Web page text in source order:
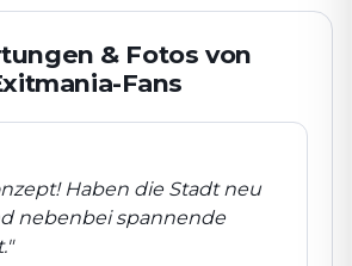
& Fotos von
Fans
Haben die Stadt neu
nebenbei spannende
"